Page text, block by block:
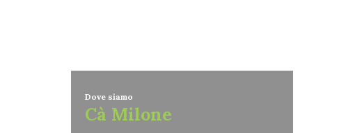
Dove siamo
Cà Milone